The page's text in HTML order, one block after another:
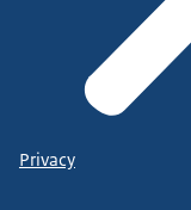
Privacy